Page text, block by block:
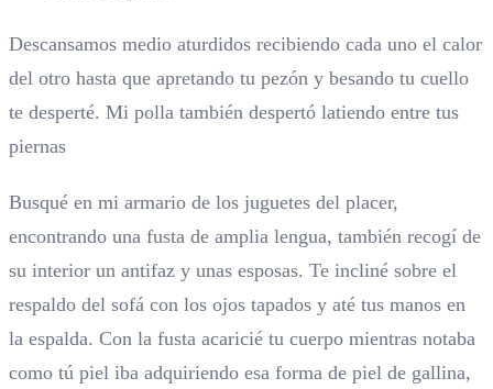
Descansamos medio aturdidos recibiendo cada uno el calor
del otro hasta que apretando tu pezón y besando tu cuello
te desperté. Mi polla también despertó latiendo entre tus
piernas
Busqué en mi armario de los juguetes del placer,
encontrando una fusta de amplia lengua, también recogí de
su interior un antifaz y unas esposas. Te incliné sobre el
respaldo del sofá con los ojos tapados y até tus manos en
la espalda. Con la fusta acaricié tu cuerpo mientras notaba
como tú piel iba adquiriendo esa forma de piel de gallina,